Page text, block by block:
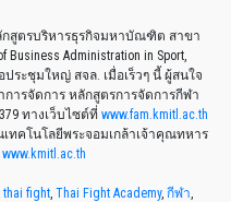
กสูตรบริหารธุรกิจมหาบัณฑิต สาขา
Administration in Sport,
ประชุมใหญ่ สจล. เมื่อเร็วๆ นี้ ผู้สนใจ
ารจัดการ หลักสูตรการจัดการกีฬา
ทางเว็บไซต์ที่ www.fam.kmitl.ac.th
ทคโนโลยีพระจอมเกล้าเจ้าคุณทหาร
www.kmitl.ac.th
thai fight Thai Fight Academy, กีฬา